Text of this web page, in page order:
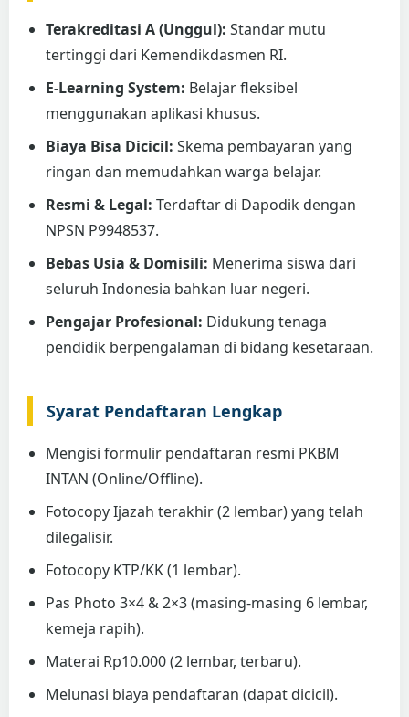
Terakreditasi A (Unggul): Standar mutu
tertinggi dari Kemendikdasmen RI.
E-Learning System: Belajar fleksibel
menggunakan aplikasi khusus.
Biaya Bisa Dicicil: Skema pembayaran yang
ringan dan memudahkan warga belajar.
Resmi & Legal: Terdaftar di Dapodik dengan
NPSN P9948537.
Bebas Usia & Domisili: Menerima siswa dari
seluruh Indonesia bahkan luar negeri.
Pengajar Profesional: Didukung tenaga
pendidik berpengalaman di bidang kesetaraan.
Syarat Pendaftaran Lengkap
Mengisi formulir pendaftaran resmi PKBM
INTAN (Online/Offline).
Fotocopy Ijazah terakhir (2 lembar) yang telah
dilegalisir.
Fotocopy KTP/KK (1 lembar).
Pas Photo 3×4 & 2×3 (masing-masing 6 lembar,
kemeja rapih).
Materai Rp10.000 (2 lembar, terbaru).
Melunasi biaya pendaftaran (dapat dicicil).